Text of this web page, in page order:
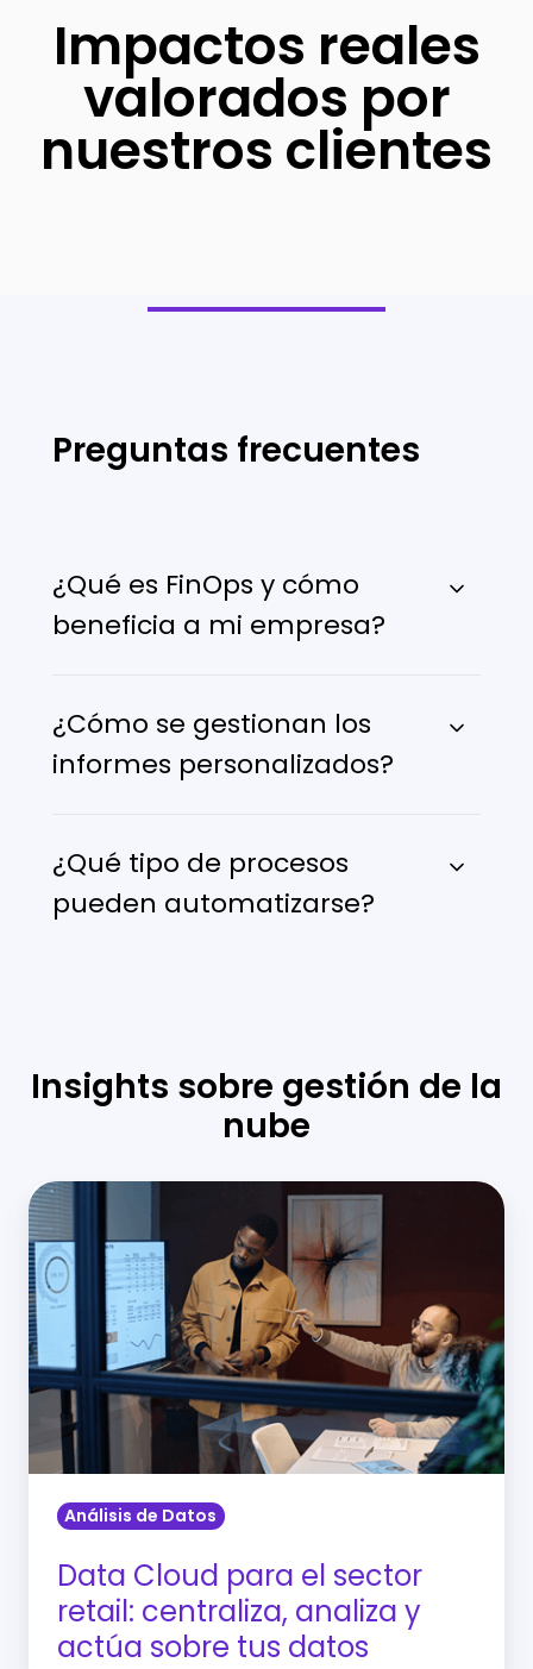
Impactos reales
valorados por
nuestros clientes
Preguntas frecuentes
¿Qué es FinOps y cómo
beneficia a mi empresa?
¿Cómo se gestionan los
informes personalizados?
¿Qué tipo de procesos
pueden automatizarse?
Insights sobre gestión de la
nube
Data
Cloud
para
el
sector
retail:
centraliza,
analiza
y
actúa
sobre
tus
datos
Análisis de Datos
Data Cloud para el sector
retail: centraliza, analiza y
actúa sobre tus datos